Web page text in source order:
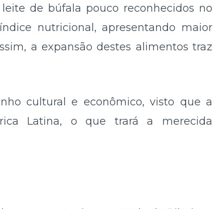
de búfala pouco reconhecidos no
nutricional, apresentando maior
a expansão destes alimentos traz
cultural e econômico, visto que a
Latina, o que trará a merecida